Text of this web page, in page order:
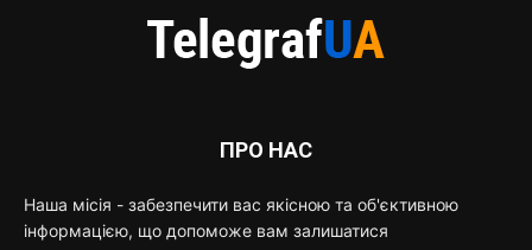
ПРО НАС
Наша місія - забезпечити вас якісною та об'єктивною
інформацією, що допоможе вам залишатися